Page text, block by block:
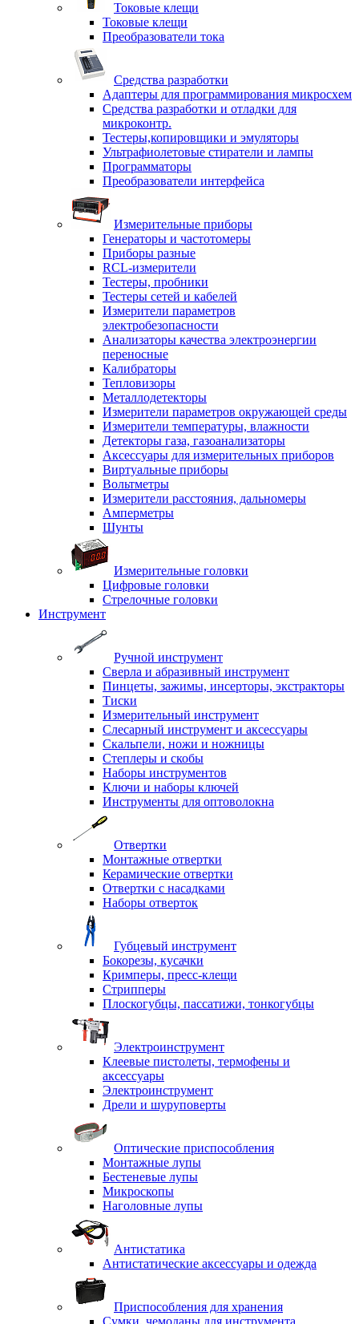
Токовые клещи
Токовые клещи
Преобразователи тока
Средства разработки
Адаптеры для программирования микросхем
Средства разработки и отладки для
микроконтр.
Тестеры,копировщики и эмуляторы
Ультрафиолетовые стиратели и лампы
Программаторы
Преобразователи интерфейса
Измерительные приборы
Генераторы и частотомеры
Приборы разные
RCL-измерители
Тестеры, пробники
Тестеры сетей и кабелей
Измерители параметров
электробезопасности
Анализаторы качества электроэнергии
переносные
Калибраторы
Тепловизоры
Металлодетекторы
Измерители параметров окружающей среды
Измерители температуры, влажности
Детекторы газа, газоанализаторы
Аксессуары для измерительных приборов
Виртуальные приборы
Вольтметры
Измерители расстояния, дальномеры
Амперметры
Шунты
Измерительные головки
Цифровые головки
Стрелочные головки
Инструмент
Ручной инструмент
Сверла и абразивный инструмент
Пинцеты, зажимы, инсерторы, экстракторы
Тиски
Измерительный инструмент
Слесарный инструмент и аксессуары
Скальпели, ножи и ножницы
Степлеры и скобы
Наборы инструментов
Ключи и наборы ключей
Инструменты для оптоволокна
Отвертки
Монтажные отвертки
Керамические отвертки
Отвертки с насадками
Наборы отверток
Губцевый инструмент
Бокорезы, кусачки
Кримперы, пресс-клещи
Стрипперы
Плоскогубцы, пассатижи, тонкогубцы
Электроинструмент
Клеевые пистолеты, термофены и
аксессуары
Электроинструмент
Дрели и шуруповерты
Оптические приспособления
Монтажные лупы
Бестеневые лупы
Микроскопы
Наголовные лупы
Антистатика
Антистатические аксессуары и одежда
Приспособления для хранения
Сумки, чемоданы для инструмента